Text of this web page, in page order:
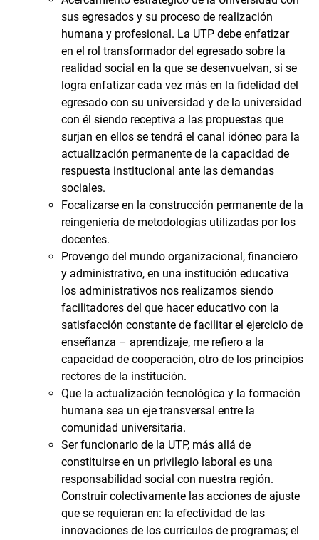
sus egresados y su proceso de realización
humana y profesional. La UTP debe enfatizar
en el rol transformador del egresado sobre la
realidad social en la que se desenvuelvan, si se
logra enfatizar cada vez más en la fidelidad del
egresado con su universidad y de la universidad
con él siendo receptiva a las propuestas que
surjan en ellos se tendrá el canal idóneo para la
actualización permanente de la capacidad de
respuesta institucional ante las demandas
sociales.
Focalizarse en la construcción permanente de la
reingeniería de metodologías utilizadas por los
docentes.
Provengo del mundo organizacional, financiero
y administrativo, en una institución educativa
los administrativos nos realizamos siendo
facilitadores del que hacer educativo con la
satisfacción constante de facilitar el ejercicio de
enseñanza – aprendizaje, me refiero a la
capacidad de cooperación, otro de los principios
rectores de la institución.
Que la actualización tecnológica y la formación
humana sea un eje transversal entre la
comunidad universitaria.
Ser funcionario de la UTP, más allá de
constituirse en un privilegio laboral es una
responsabilidad social con nuestra región.
Construir colectivamente las acciones de ajuste
que se requieran en: la efectividad de las
innovaciones de los currículos de programas; el